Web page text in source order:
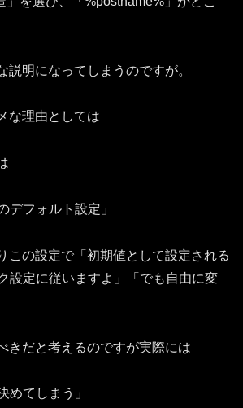
説明になってしまうのですが。
な理由としては
デフォルト設定」
この設定で「初期値として設定される
設定に従いますよ」「でも自由に変
きだと考えるのですが実際には
めてしまう」